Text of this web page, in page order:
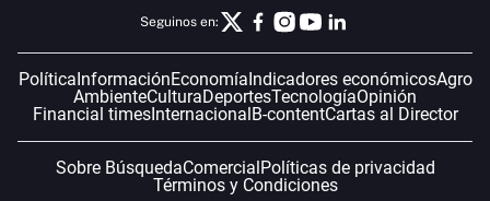
Seguinos en:
Política InformaciónEconomía Indicadores económicosAgro
AmbienteCulturaDeportesTecnologíaOpinión
Financial timesInternacional B-contentCartas al Director
Sobre BúsquedaComercial Políticas de privacidad
Términos y Condiciones